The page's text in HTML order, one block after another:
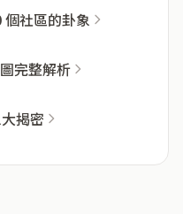
社區的卦象
完整解析
揭密